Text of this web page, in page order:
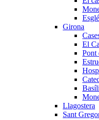
Girona
El
Pont
Llagostera
Sant